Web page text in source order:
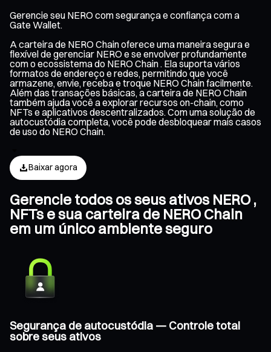
Gerencie seu NERO com segurança e confiança com a
Gate Wallet.
A carteira de NERO Chain oferece uma maneira segura e
flexível de gerenciar NERO e se envolver profundamente
com o ecossistema do NERO Chain . Ela suporta vários
formatos de endereço e redes, permitindo que você
armazene, envie, receba e troque NERO Chain facilmente.
Além das transações básicas, a carteira de NERO Chain
também ajuda você a explorar recursos on-chain, como
NFTs e aplicativos descentralizados. Com uma solução de
autocustódia completa, você pode desbloquear mais casos
de uso do NERO Chain.
Baixar agora
Gerencie todos os seus ativos NERO ,
NFTs e sua carteira de NERO Chain
em um único ambiente seguro
Segurança de autocustódia — Controle total
sobre seus ativos